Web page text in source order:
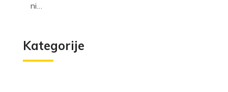
ni…
Kategorije